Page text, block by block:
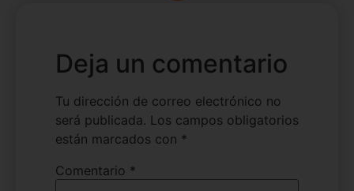
Deja un comentario
Tu dirección de correo electrónico no
será publicada. Los campos obligatorios
están marcados con *
Comentario *